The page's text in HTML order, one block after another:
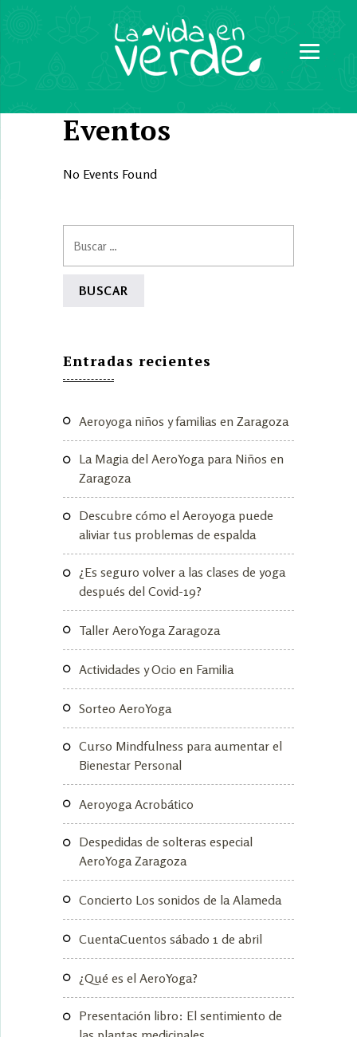
Eventos
No Events Found
Entradas recientes
Aeroyoga niños y familias en Zaragoza
La Magia del AeroYoga para Niños en
Zaragoza
Descubre cómo el Aeroyoga puede
aliviar tus problemas de espalda
¿Es seguro volver a las clases de yoga
después del Covid-19?
Taller AeroYoga Zaragoza
Actividades y Ocio en Familia
Sorteo AeroYoga
Curso Mindfulness para aumentar el
Bienestar Personal
Aeroyoga Acrobático
Despedidas de solteras especial
AeroYoga Zaragoza
Concierto Los sonidos de la Alameda
CuentaCuentos sábado 1 de abril
¿Qué es el AeroYoga?
Presentación libro: El sentimiento de